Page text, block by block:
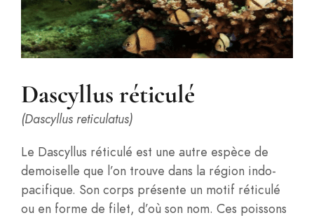
Dascyllus réticulé
(Dascyllus reticulatus)
Le Dascyllus réticulé est une autre espèce de
demoiselle que l’on trouve dans la région indo-
pacifique. Son corps présente un motif réticulé
ou en forme de filet, d’où son nom. Ces poissons